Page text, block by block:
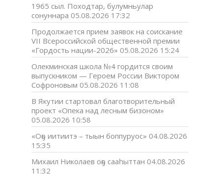
1965 сыл. Походтар, булумньулар
сонуннара 05.08.2026 17:32
Продолжается прием заявок на соискание
VII Всероссийской общественной премии
«Гордость нации-2026» 05.08.2026 15:24
Олекминская школа №4 гордится своим
выпускником — Героем России Виктором
Софроновым 05.08.2026 11:08
В Якутии стартовал благотворительный
проект «Опека над лесным бизоном»
05.08.2026 10:58
«Оҕо иитиитэ – тыын боппуруос» 04.08.2026
15:35
Михаил Николаев оҕо сааһыттан 04.08.2026
11:32